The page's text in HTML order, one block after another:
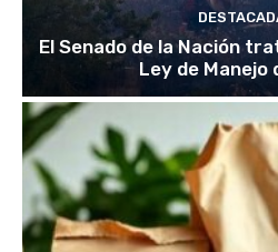
El Senado de la Nación
Ley de Manejo